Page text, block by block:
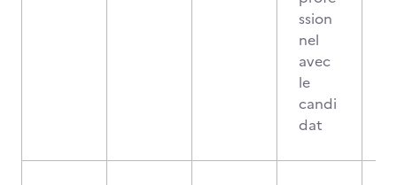
ssion
nel
avec
le
candi
dat